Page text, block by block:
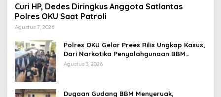
Curi HP, Dedes Diringkus Anggota Satlantas
Polres OKU Saat Patroli
Agustus 7, 2026
Polres OKU Gelar Prees Rilis Ungkap Kasus,
Dari Narkotika Penyalahgunaan BBM
Hingga Kasus Korupsi
Agustus 3, 2026
Dugaan Gudang BBM Menyeruak,